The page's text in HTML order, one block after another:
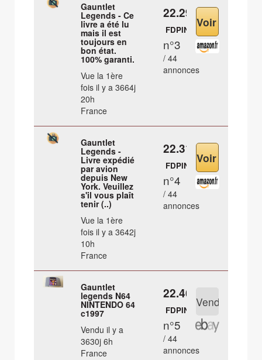
Gauntlet
Legends - Ce
livre a été lu
mais il est
toujours en
bon état.
100% garanti.
Vue la 1ère
fois il y a 3664j
20h
France
22.29 €
FDPIN
n°3
/ 44
annonces
Gauntlet
Legends -
Livre expédié
par avion
depuis New
York. Veuillez
s'il vous plaît
tenir (..)
Vue la 1ère
fois il y a 3642j
10h
France
22.31 €
FDPIN
n°4
/ 44
annonces
Gauntlet
legends N64
NINTENDO 64
c1997
Vendu il y a
3630j 6h
France
22.46 €
FDPIN
n°5
/ 44
annonces